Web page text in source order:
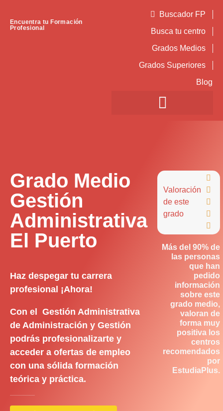
Encuentra tu Formación
Profesional
Buscador FP
Busca tu centro
Grados Medios
Grados Superiores
Blog
Grado Medio
Gestión
Administrativa
El Puerto
Haz despegar tu carrera
profesional ¡Ahora!
Con el Gestión Administrativa
de Administración y Gestión
podrás profesionalizarte y
acceder a ofertas de empleo
con una sólida formación
teórica y práctica.
Valoración
de este
grado





Más del 90% de
las personas
que han
pedido
información
sobre este
grado medio,
valoran de
forma muy
positiva los
centros
recomendados
por
EstudiaPlus.